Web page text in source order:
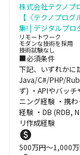
株式会社テクノプ
【〈テクノプロ
集! | デジタルプロ
リモートワーク
モダンな技術を採用
技術試験なし
■必須条件
下記、いずれかに
Java/C#/PHP/
ず) ・APIやバッ
ニング経験 ・携
経験 ・DB (RDB,
リ作成経験
500万円〜1,000